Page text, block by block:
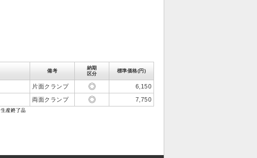
備考
納期
区分
標準価格(円)
片面クランプ
6,150
両面クランプ 7,750